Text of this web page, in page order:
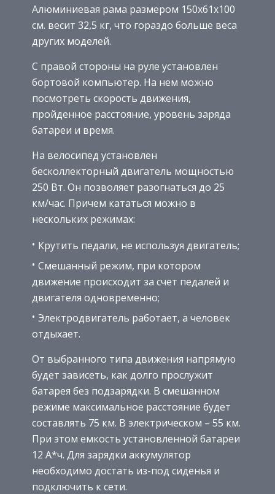
Алюминиевая рама размером 150х61х100
см. весит 32,5 кг, что гораздо больше веса
других моделей.
С правой стороны на руле установлен
бортовой компьютер. На нем можно
посмотреть скорость движения,
пройденное расстояние, уровень заряда
батареи и время.
На велосипед установлен
бесколлекторный двигатель мощностью
250 Вт. Он позволяет разогнаться до 25
км/час. Причем кататься можно в
нескольких режимах:
Крутить педали, не используя двигатель;
Смешанный режим, при котором
движение происходит за счет педалей и
двигателя одновременно;
Электродвигатель работает, а человек
отдыхает.
От выбранного типа движения напрямую
будет зависеть, как долго прослужит
батарея без подзарядки. В смешанном
режиме максимальное расстояние будет
составлять 75 км. В электрическом – 55 км.
При этом емкость установленной батареи
12 А*ч. Для зарядки аккумулятор
необходимо достать из-под сиденья и
подключить к сети.